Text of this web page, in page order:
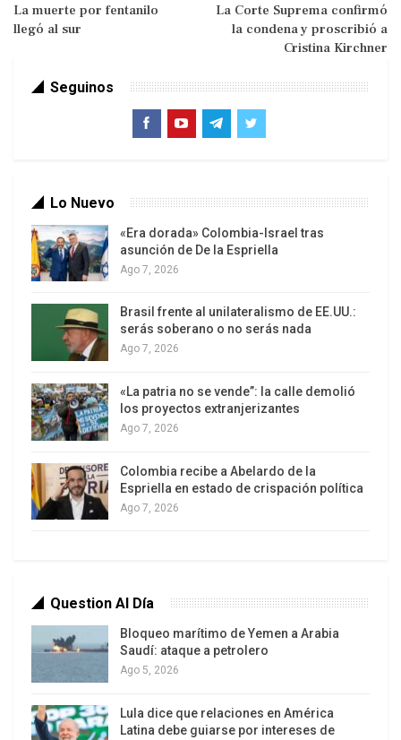
Ecuatorial, Gabón, Burundi, Chad, República del
Congo, Ruanda, Santo Tomé y Príncipe. Limita al
sur con la África Austral y al oeste con el océano
Atlántico y África Occidental. La subregión está
dominada por el río Congo y sus tributarios que
El encuentro, celebrado bajo el lema «Consolidar
los logros de la reforma de la CEEAC para a«,
los Estados miembros de la CEEAC.
Los trabajos brindaron la oportunidad de evaluar
el progreso en áreas clave como la reforma
seguridad y gobernanza, así como la adopción de
La muerte por fentanilo
llegó al sur
La Corte Suprema confirmó
la condena y proscribió a
Cristina Kirchner
Seguinos
Lo Nuevo
«Era dorada» Colombia-Israel tras
asunción de De la Espriella
Ago 7, 2026
Brasil frente al unilateralismo de EE.UU.:
serás soberano o no serás nada
Ago 7, 2026
«La patria no se vende”: la calle demolió
los proyectos extranjerizantes
Ago 7, 2026
Colombia recibe a Abelardo de la
Espriella en estado de crispación política
Ago 7, 2026
Question Al Día
Bloqueo marítimo de Yemen a Arabia
Saudí: ataque a petrolero
Ago 5, 2026
Lula dice que relaciones en América
Latina debe guiarse por intereses de